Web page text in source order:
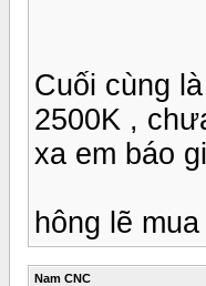
Cuối cùng
2500K ,
xa em báo
hông lẽ
Nam CNC